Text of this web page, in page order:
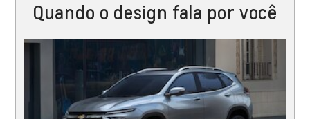
Quando o design fala por você